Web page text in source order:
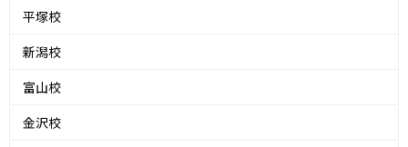
平塚校
新潟校
富山校
金沢校